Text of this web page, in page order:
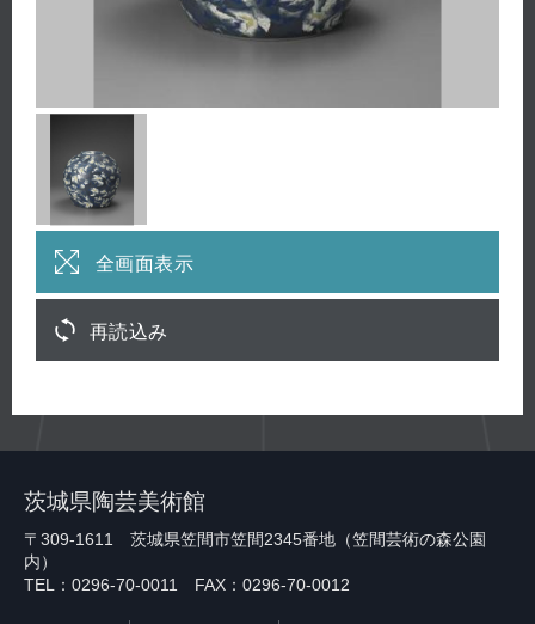
全画面表示
再読込み
茨城県陶芸美術館
〒309-1611 茨城県笠間市笠間2345番地（笠間芸術の森公園
内）
TEL：0296-70-0011 FAX：0296-70-0012